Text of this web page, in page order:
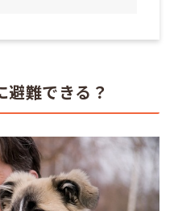
避難できる？